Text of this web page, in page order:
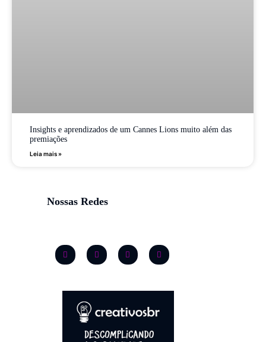
Insights e aprendizados de um Cannes Lions muito além das
premiações
Leia mais »
Nossas Redes